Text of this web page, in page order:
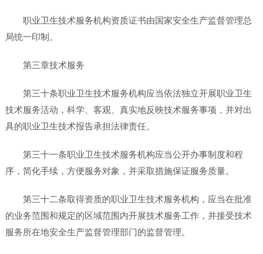
职业卫生技术服务机构资质证书由国家安全生产监督管理总
局统一印制。
第三章技术服务
第三十条职业卫生技术服务机构应当依法独立开展职业卫生
技术服务活动，科学、客观、真实地反映技术服务事项，并对出
具的职业卫生技术报告承担法律责任。
第三十一条职业卫生技术服务机构应当公开办事制度和程
序，简化手续，方便服务对象，并采取措施保证服务质量。
第三十二条取得资质的职业卫生技术服务机构，应当在批准
的业务范围和规定的区域范围内开展技术服务工作，并接受技术
服务所在地安全生产监督管理部门的监督管理。